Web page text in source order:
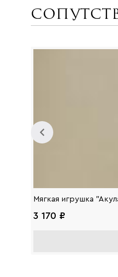
Мягкая игрушка
3 170 ₽